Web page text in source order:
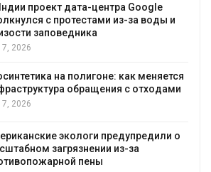
воду
Дождевая вода с крыш может помочь
Авг 7, 2026
Минприроды потребовало ускорить
уборку контейнерных площадок
Авг 7, 2026